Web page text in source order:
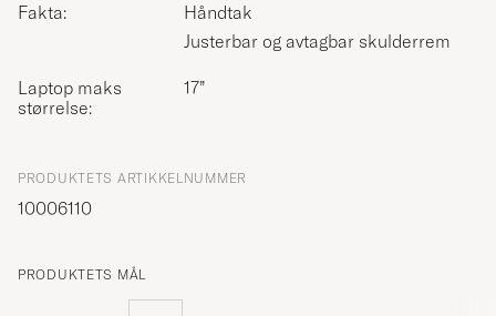
Fakta:
Håndtak
Justerbar og avtagbar skulderrem
Laptop maks
størrelse:
17”
PRODUKTETS ARTIKKELNUMMER
10006110
PRODUKTETS MÅL